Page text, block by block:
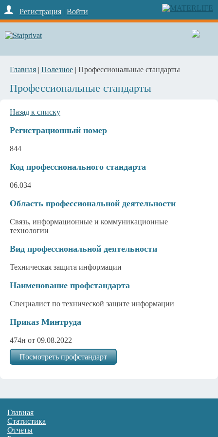
Регистрация | Войти
Главная | Полезное | Профессиональные стандарты
Профессиональные стандарты
Назад к списку
Регистрационный номер
844
Код профессионального стандарта
06.034
Область профессиональной деятельности
Связь, информационные и коммуникационные
технологии
Вид профессиональной деятельности
Техническая защита информации
Наименование профстандарта
Специалист по технической защите информации
Приказ Минтруда
474н от 09.08.2022
Посмотреть профстандарт
Главная
Статистика
Отчеты